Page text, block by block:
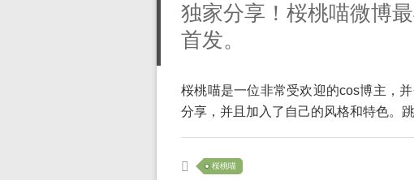
独家分享！桜桃喵微博
首发。
桜桃喵是一位非常受欢迎的cos博主，
分享，并且加入了自己的风格和特色。
桜桃喵